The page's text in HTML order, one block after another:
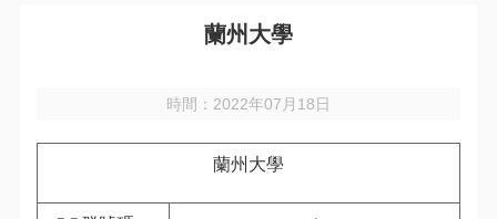
蘭州大學
時間：2022年07月18日
蘭州大學